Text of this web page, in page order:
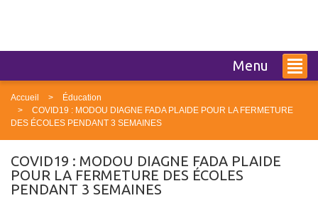
Menu
Accueil
Éducation
COVID19 : MODOU DIAGNE FADA PLAIDE POUR LA FERMETURE
DES ÉCOLES PENDANT 3 SEMAINES
COVID19 : MODOU DIAGNE FADA PLAIDE
POUR LA FERMETURE DES ÉCOLES
PENDANT 3 SEMAINES